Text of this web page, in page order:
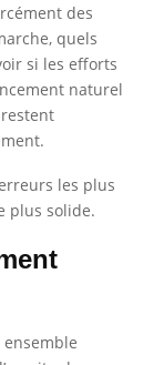
des
quels
si les efforts
naturel
les plus
plus solide.